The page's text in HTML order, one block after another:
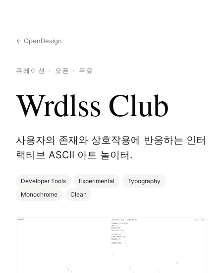
← OpenDesign
큐레이션 · 오픈 · 무료
Wrdlss Club
사용자의 존재와 상호작용에 반응하는 인터
랙티브 ASCII 아트 놀이터.
Developer Tools Experimental
Typography
Monochrome
Clean